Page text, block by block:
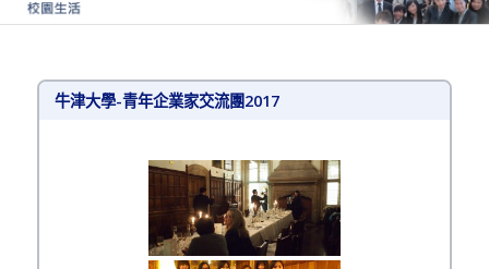
牛津大學-青年企業家交流團2017